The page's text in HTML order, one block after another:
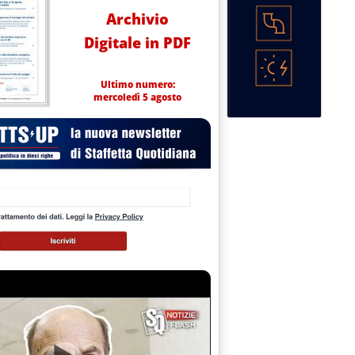
Archivio
Digitale in PDF
Ultimo numero:
mercoledì 5 agosto